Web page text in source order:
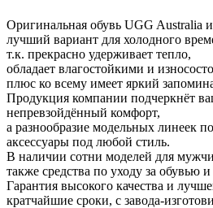
Оригинальная обувь UGG Australia
лучший вариант для холодного
т.к. прекрасно удерживает тепло,
обладает влагостойкими и
плюс ко всему имеет яркий
Продукция компании подчеркнёт
непревзойдённый комфорт,
а разнообразие модельных линеек
аксессуары под любой стиль.
В наличии сотни моделей для
также средства по уходу за обувью
Гарантия высокого качества и
кратчайшие сроки, с завода-